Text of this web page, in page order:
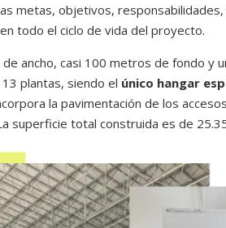
metas, objetivos,
todo el ciclo de vida del proyecto.
ancho, casi 100 metros de fondo y
plantas, siendo el único hangar
la pavimentación de los
superficie total construida es de